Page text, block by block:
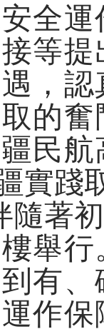
全
等
，
的
民
實踐
著
舉
有
作